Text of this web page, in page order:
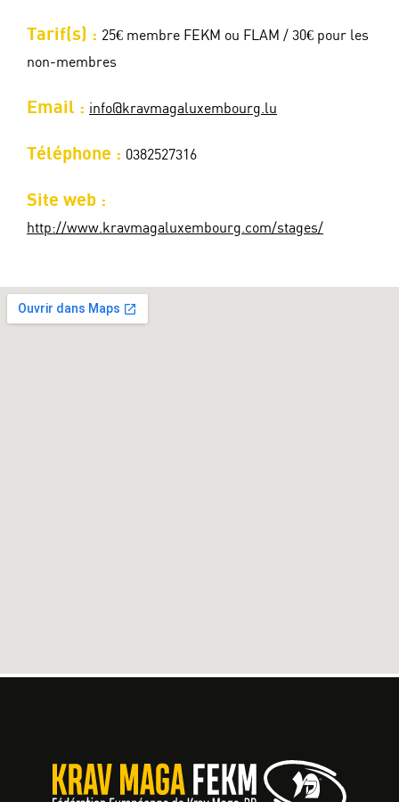
Tarif(s) : 25€ membre FEKM ou FLAM / 30€ pour les
non-membres
Email : info@kravmagaluxembourg.lu
Téléphone : 0382527316
Site web :
http://www.kravmagaluxembourg.com/stages/